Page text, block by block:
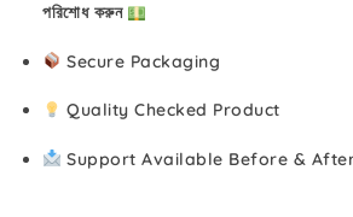
পরিশোধ করুন
Secure Packaging
Quality Checked Product
Support Available Before &